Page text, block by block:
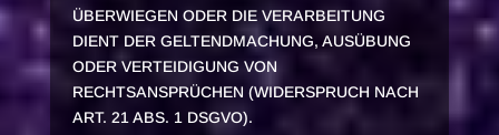
ÜBERWIEGEN ODER DIE VERARBEITUNG
DIENT DER GELTENDMACHUNG, AUSÜBUNG
ODER VERTEIDIGUNG VON
RECHTSANSPRÜCHEN (WIDERSPRUCH NACH
ART. 21 ABS. 1 DSGVO).